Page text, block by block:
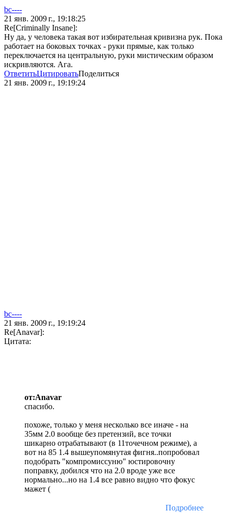
bc----
21 янв. 2009 г., 19:18:25
Re[Criminally Insane]:
Ну да, у человека такая вот избирательная кривизна рук. Пока
работает на боковых точках - руки прямые, как только
переключается на центральную, руки мистическим образом
искривляются. Ага.
ОтветитьЦитироватьПоделиться
21 янв. 2009 г., 19:19:24
bc----
21 янв. 2009 г., 19:19:24
Re[Anavar]:
Цитата:
от:Anavar
спасибо.
похоже, только у меня несколько все иначе - на
35мм 2.0 вообще без претензий, все точки
шикарно отрабатывают (в 11точечном режиме), а
вот на 85 1.4 вышеупомянутая фигня..попробовал
подобрать "компромиссуню" юстировочну
поправку, добился что на 2.0 вроде уже все
нормально...но на 1.4 все равно видно что фокус
мажет (
Подробнее